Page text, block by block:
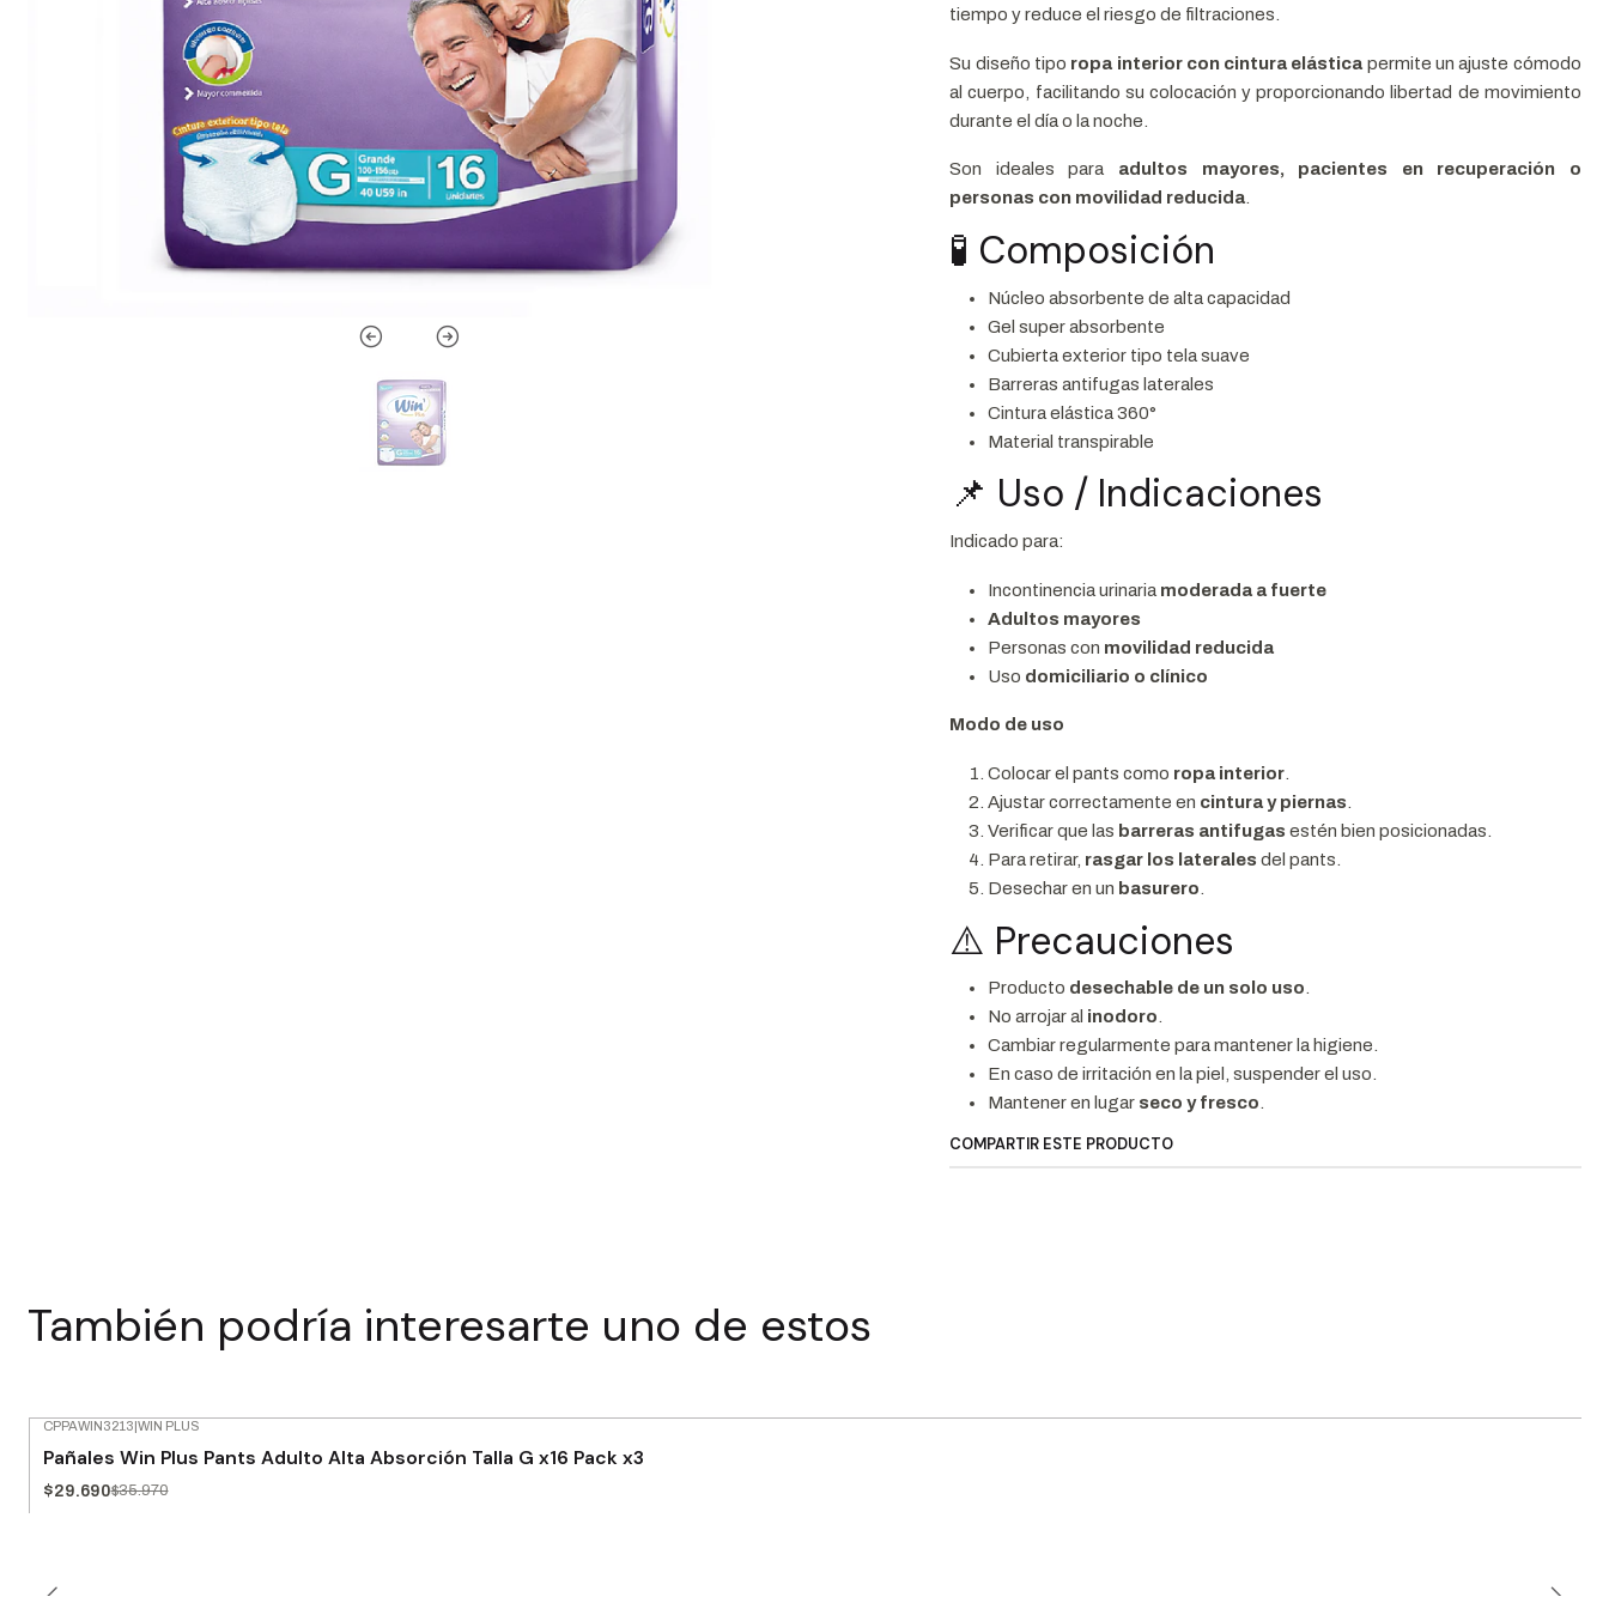
tiempo y reduce el riesgo de filtraciones.
Su diseño tipo ropa interior con cintura elástica permite un ajuste cómodo
al cuerpo, facilitando su colocación y proporcionando libertad de movimiento
durante el día o la noche.
Son ideales para adultos mayores, pacientes en recuperación o
personas con movilidad reducida.
🧪 Composición
Núcleo absorbente de alta capacidad
Gel super absorbente
Cubierta exterior tipo tela suave
Barreras antifugas laterales
Cintura elástica 360°
Material transpirable
📌 Uso / Indicaciones
Indicado para:
Incontinencia urinaria moderada a fuerte
Adultos mayores
Personas con movilidad reducida
Uso domiciliario o clínico
Modo de uso
Colocar el pants como ropa interior.
Ajustar correctamente en cintura y piernas.
Verificar que las barreras antifugas estén bien posicionadas.
Para retirar, rasgar los laterales del pants.
Desechar en un basurero.
⚠️ Precauciones
Producto desechable de un solo uso.
No arrojar al inodoro.
Cambiar regularmente para mantener la higiene.
En caso de irritación en la piel, suspender el uso.
Mantener en lugar seco y fresco.
COMPARTIR ESTE PRODUCTO
También podría interesarte uno de estos
CPPAWIN3213 WIN PLUS
Pañales Win Plus Pants Adulto Alta Absorción Talla G x16 Pack x3
$29.690$35.970